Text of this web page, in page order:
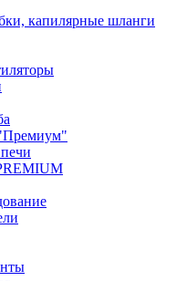
капилярные шланги